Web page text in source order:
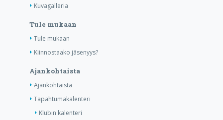
Kuvagalleria
Tule mukaan
Tule mukaan
Kiinnostaako jäsenyys?
Ajankohtaista
Ajankohtaista
Tapahtumakalenteri
Klubin kalenteri